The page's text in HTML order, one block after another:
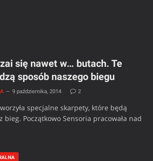
się nawet w… butach. Te
sposób naszego biegu
9 października, 2014 2
specjalne skarpety, które będą
bieg. Początkowo Sensoria pracowała nad